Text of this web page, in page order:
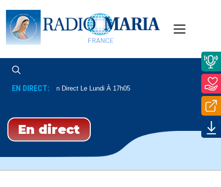
EN DIRECT:En Direct Le Lundi À 17h05
En direct